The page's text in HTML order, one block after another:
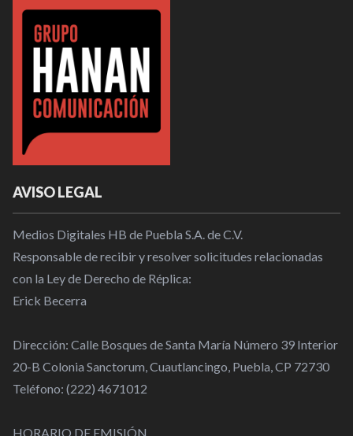
AVISO LEGAL
Medios Digitales HB de Puebla S.A. de C.V.
Responsable de recibir y resolver solicitudes relacionadas
con la Ley de Derecho de Réplica:
Erick Becerra
Dirección: Calle Bosques de Santa María Número 39 Interior
20-B Colonia Sanctorum, Cuautlancingo, Puebla, CP 72730
Teléfono: (222) 4671012
HORARIO DE EMISIÓN